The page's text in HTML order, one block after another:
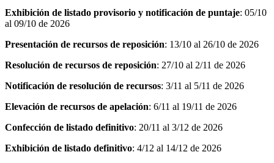
Exhibición de listado provisorio y notificación de puntaje: 05/10
al 09/10 de 2026
Presentación de recursos de reposición: 13/10 al 26/10 de 2026
Resolución de recursos de reposición: 27/10 al 2/11 de 2026
Notificación de resolución de recursos: 3/11 al 5/11 de 2026
Elevación de recursos de apelación: 6/11 al 19/11 de 2026
Confección de listado definitivo: 20/11 al 3/12 de 2026
Exhibición de listado definitivo: 4/12 al 14/12 de 2026